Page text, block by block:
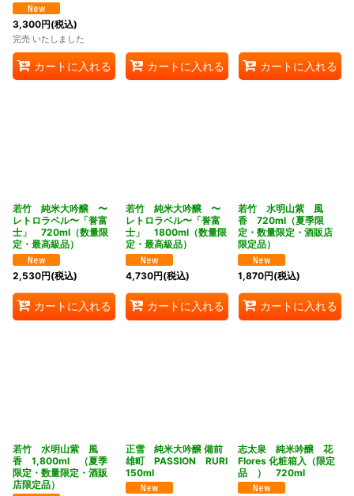
3,300円(税込)
完売 いたしました
カートに入れる カートに入れる カートに入れる
若竹 純米大吟醸 〜
レトロラベル〜「誉富
士」 720ml（数量限
定・最高級品）
2,530円(税込)
カートに入れる
若竹 純米大吟醸 〜
レトロラベル〜「誉富
士」 1800ml（数量限
定・最高級品）
4,730円(税込)
カートに入れる
若竹 水明山紫 風
香 720ml（夏季限
定・数量限定・酒販店
限定品）
1,870円(税込)
カートに入れる
若竹 水明山紫 風
香 1,800ml （夏季
限定・数量限定・酒販
店限定品）
正雪 純米大吟醸 備前
雄町 PASSION RURI
150ml
志太泉 純米吟醸 花
Flores 化粧箱入（限定
品 ） 720ml